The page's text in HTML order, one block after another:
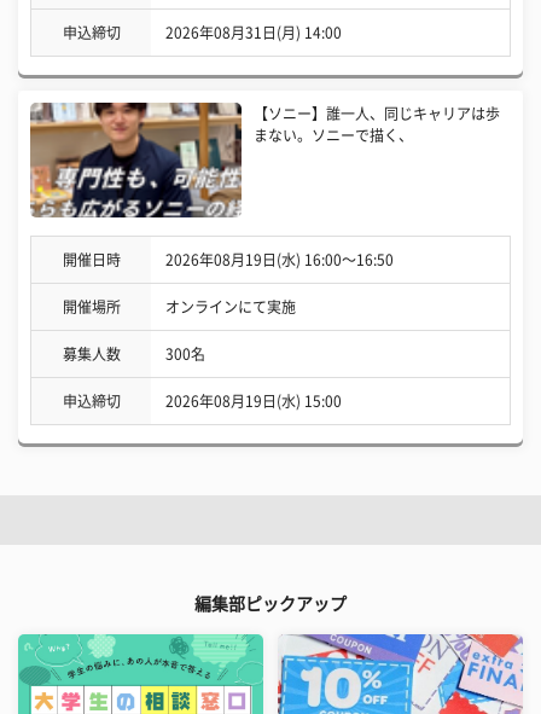
申込締切 2026年08月31日(月) 14:00
【ソニー】誰一人、同じキャリアは歩
まない。ソニーで描く、
開催日時 2026年08月19日(水) 16:00〜16:50
開催場所 オンラインにて実施
募集人数 300名
申込締切 2026年08月19日(水) 15:00
編集部ピックアップ